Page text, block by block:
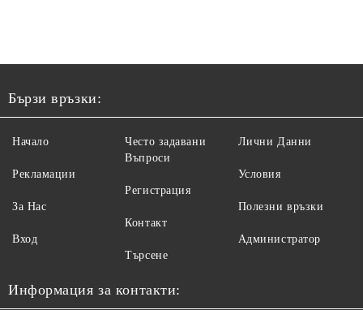
Бързи връзки:
Начало
Рекламации
За Нас
Вход
Често задавани
Въпроси
Регистрация
Контакт
Търсене
Лични Данни
Условия
Полезни връзки
Администратор
Информация за контакти: